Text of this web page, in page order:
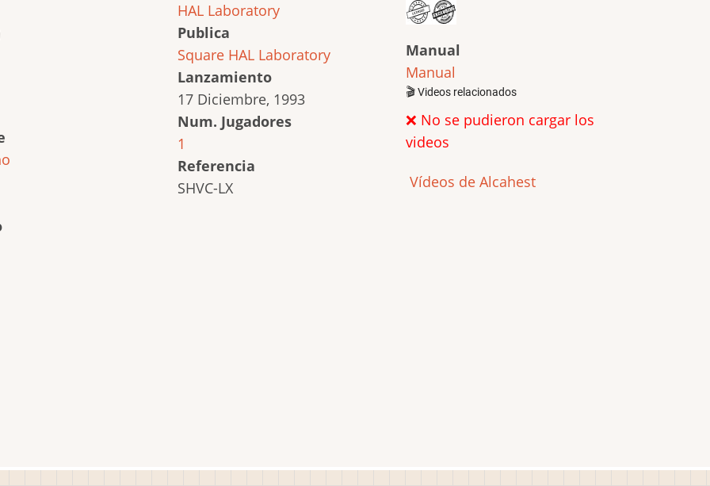
HAL Laboratory
Publica
Square HAL Laboratory
Lanzamiento
17 Diciembre, 1993
Num. Jugadores
1
Referencia
SHVC-LX
Manual
Manual
🎬 Videos relacionados
❌ No se pudieron cargar los
videos
Vídeos de Alcahest